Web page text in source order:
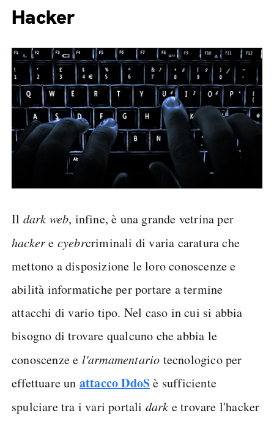
Hacker
Il dark web, infine, è una grande vetrina per
hackere cyebrcriminali di varia caratura che
mettono a disposizione le loro conoscenze e
abilità informatiche per portare a termine
attacchi di vario tipo. Nel caso in cui si abbia
bisogno di trovare qualcuno che abbia le
conoscenze e l'armamentario tecnologico per
effettuare un attacco DdoSè sufficiente
spulciare tra i vari portali dark e trovare l'hacker